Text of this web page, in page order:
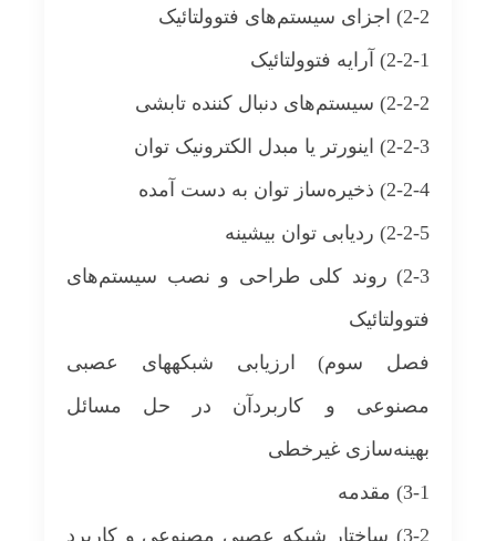
2-2) اجزای سیستم‌های فتوولتائیک
2-2-1) آرایه فتوولتائیک
2-2-2) سیستم‌های دنبال کننده تابشی
2-2-3) اینورتر یا مبدل الکترونیک توان
2-2-4) ذخیره‌ساز توان به دست آمده
2-2-5) ردیابی توان بیشینه
2-3) روند کلی طراحی و نصب سیستم‌های
فتوولتائیک
فصل سوم) ارزیابی شبکه‎های عصبی
مصنوعی و کاربردآن در حل مسائل
بهینه‌سازی غیرخطی
3-1) مقدمه
3-2) ساختار شبکه عصبی مصنوعی و کاربرد